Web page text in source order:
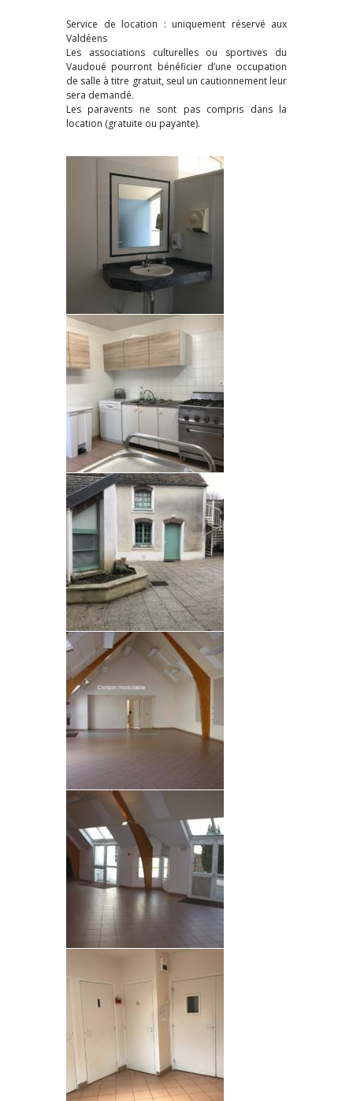
Service de location : uniquement réservé aux
Valdéens
Les associations culturelles ou sportives du
Vaudoué pourront bénéficier d’une occupation
de salle à titre gratuit, seul un cautionnement leur
sera demandé.
Les paravents ne sont pas compris dans la
location (gratuite ou payante).